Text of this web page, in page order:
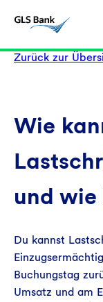
Zurück zur
Wie
und wie
Du kannst
Buchungstag
Umsatz und am